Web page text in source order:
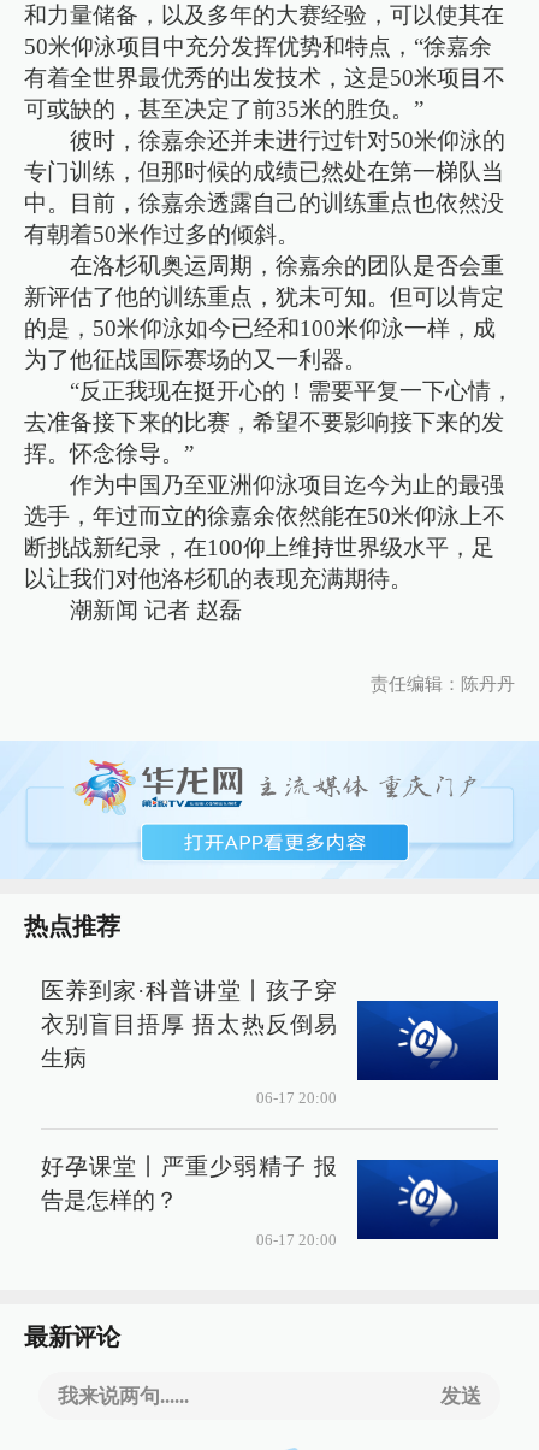
和力量储备，以及多年的大赛经验，可以使其在
50米仰泳项目中充分发挥优势和特点，“徐嘉余
有着全世界最优秀的出发技术，这是50米项目不
可或缺的，甚至决定了前35米的胜负。”
彼时，徐嘉余还并未进行过针对50米仰泳的
专门训练，但那时候的成绩已然处在第一梯队当
中。目前，徐嘉余透露自己的训练重点也依然没
有朝着50米作过多的倾斜。
在洛杉矶奥运周期，徐嘉余的团队是否会重
新评估了他的训练重点，犹未可知。但可以肯定
的是，50米仰泳如今已经和100米仰泳一样，成
为了他征战国际赛场的又一利器。
“反正我现在挺开心的！需要平复一下心情，
去准备接下来的比赛，希望不要影响接下来的发
挥。怀念徐导。”
作为中国乃至亚洲仰泳项目迄今为止的最强
选手，年过而立的徐嘉余依然能在50米仰泳上不
断挑战新纪录，在100仰上维持世界级水平，足
以让我们对他洛杉矶的表现充满期待。
潮新闻 记者 赵磊
责任编辑：陈丹丹
热点推荐
医养到家·科普讲堂丨孩子穿
衣别盲目捂厚 捂太热反倒易
生病
06-17 20:00
好孕课堂丨严重少弱精子 报
告是怎样的？
06-17 20:00
最新评论
我来说两句...... 发送